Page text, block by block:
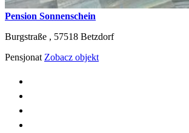
Pension Sonnenschein
Burgstraße , 57518 Betzdorf
Pensjonat Zobacz objekt